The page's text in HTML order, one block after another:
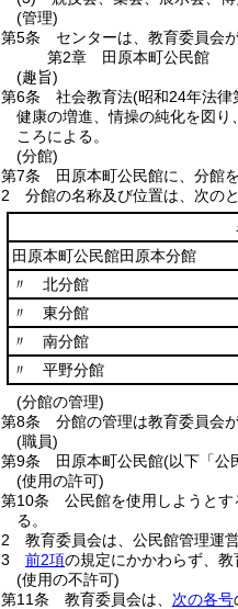
(管理)
第5条
センターは、教育委員会
第2章
田原本町公民館
(趣旨)
第6条
社会教育法(昭和24年法律
健康の増進、情操の純化を図り
ころによる。
(分館)
第7条
田原本町公民館に、分館を
2
分館の名称及び位置は、次の
田原本町公民館田原本分館
〃 北分館
〃 東分館
〃 南分館
〃 平野分館
(分館の管理)
第8条
分館の管理は教育委員会
(職員)
第9条
田原本町公民館(以下「公
(使用の許可)
第10条
公民館を使用しようとす
る。
2
教育委員会は、公民館管理運
3
前2項の規定にかかわらず、
(使用の不許可)
第11条
教育委員会は、 次の各号